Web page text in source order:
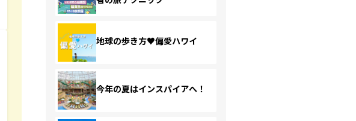
地球の歩き方♥偏愛ハワイ
今年の夏はインスパイアへ！